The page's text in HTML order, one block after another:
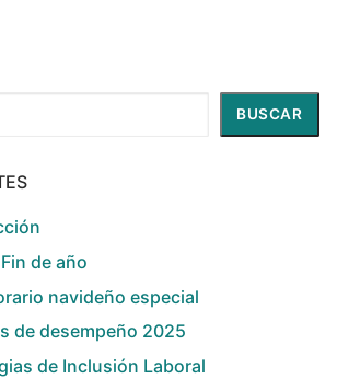
BUSCAR
de año
navideño especial
de desempeño 2025
de Inclusión Laboral